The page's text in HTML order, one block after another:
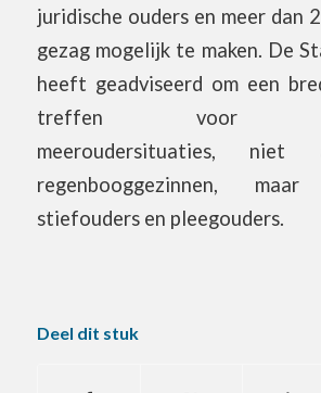
juridische ouders en meer dan
gezag mogelijk te maken. De
heeft geadviseerd om een
treffen voor
meeroudersituaties,
regenbooggezinnen,
stiefouders en pleegouders.
Deel dit stuk